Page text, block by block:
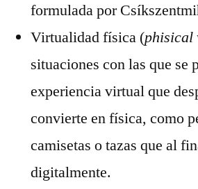
formulada por
Virtualidad física (
situaciones con las que se
experiencia virtual que
convierte en física, como
camisetas o tazas que al
digitalmente.